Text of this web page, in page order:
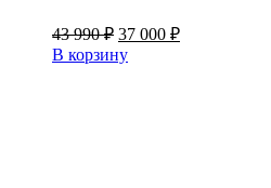
43 990₽ Первоначальная
цена
составляла
37 000 ₽Текущая
В корзину